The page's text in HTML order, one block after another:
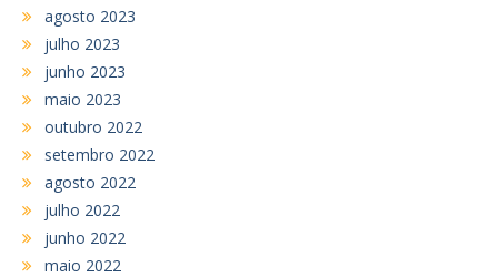
agosto 2023
julho 2023
junho 2023
maio 2023
outubro 2022
setembro 2022
agosto 2022
julho 2022
junho 2022
maio 2022